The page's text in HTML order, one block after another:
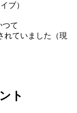
ブ）
つて
れていました（現
ト